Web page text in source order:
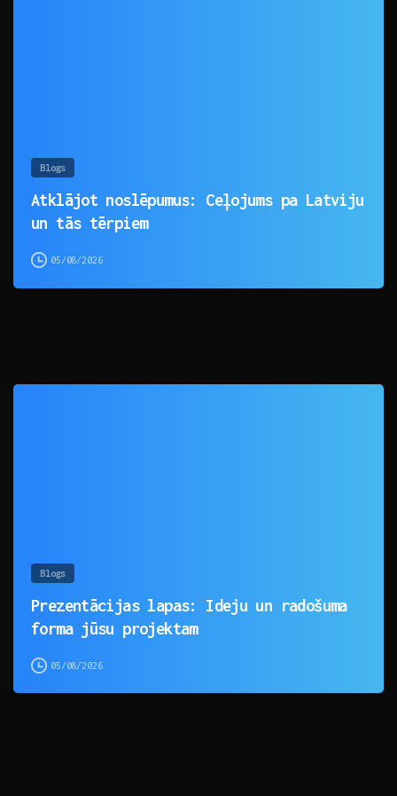
Blogs
Atklājot noslēpumus: Ceļojums pa Latviju
un tās tērpiem
05/08/2026
Blogs
Prezentācijas lapas: Ideju un radošuma
forma jūsu projektam
05/08/2026